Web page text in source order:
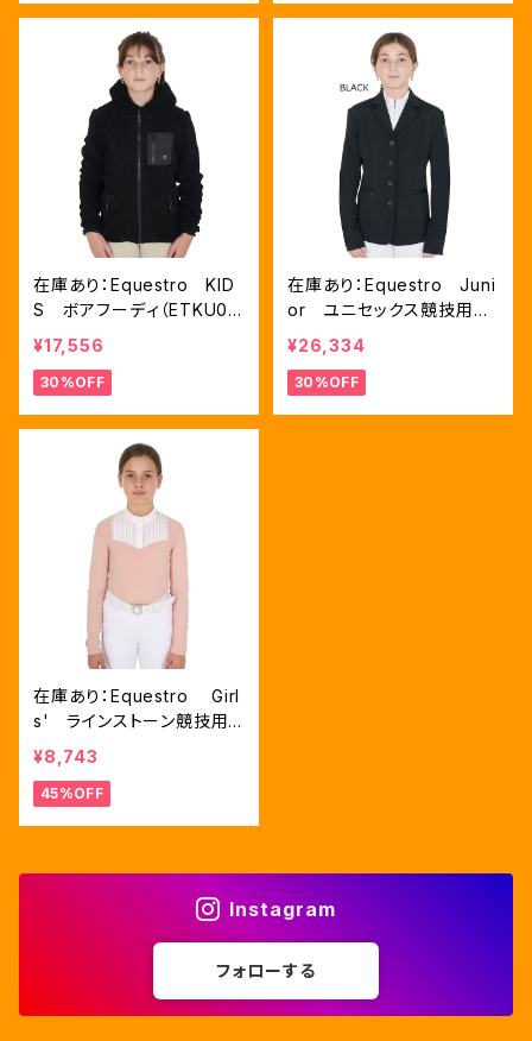
在庫あり：Equestro KID
S ボアフーディ（ETKU00
050）
¥17,556
30%OFF
在庫あり：Equestro Juni
or ユニセックス競技用ジ
ャケット BLACK、８歳用（E
TKU00080）
¥26,334
30%OFF
在庫あり：Equestro Girl
s' ラインストーン競技用
シャツ CAMEO ROSE
8歳用（ETKA00116）
¥8,743
45%OFF
Instagram
フォローする